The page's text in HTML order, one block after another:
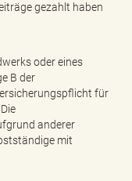
gezahlt haben
oder eines
B der
für
anderer
mit